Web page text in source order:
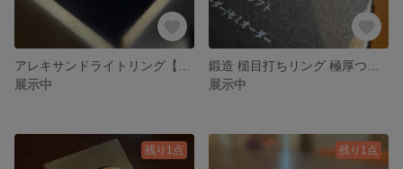
展示中
展示中
残り1点 残り1点